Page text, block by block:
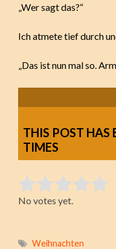
„Wer sagt das?“
Ich atmete tief durch
„Das ist nun mal so.
THIS POST HAS
TIMES
Rate this item:
Submit Rating
No votes yet.
Weihnachten